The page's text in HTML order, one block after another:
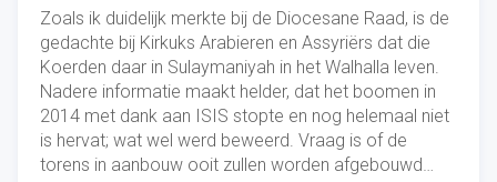
Zoals ik duidelijk merkte bij de Diocesane Raad, is de
gedachte bij Kirkuks Arabieren en Assyriërs dat die
Koerden daar in Sulaymaniyah in het Walhalla leven.
Nadere informatie maakt helder, dat het boomen in
2014 met dank aan ISIS stopte en nog helemaal niet
is hervat; wat wel werd beweerd. Vraag is of de
torens in aanbouw ooit zullen worden afgebouwd…